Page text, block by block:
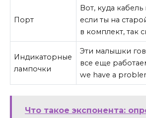
Порт
Вот, куда кабель
если ты на
в комплект, так
Индикаторные
лампочки
Эти малышки
все еще
we have a
Что такое экспонента: